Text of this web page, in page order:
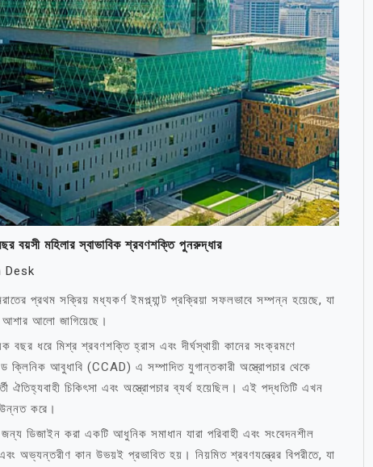
বয়সী মহিলার স্বাভাবিক শ্রবণশক্তি পুনরুদ্ধার
Desk
প্রথম সক্রিয় মধ্যকর্ণ ইমপ্ল্যান্ট প্রক্রিয়া সফলভাবে সম্পন্ন হয়েছে, যা
আলো জাগিয়েছে।
ধরে মিশ্র শ্রবণশক্তি হ্রাস এবং দীর্ঘস্থায়ী কানের সংক্রমণে
আবুধাবি (CCAD) এ সম্পাদিত যুগান্তকারী অস্ত্রোপচার থেকে
ঐতিহ্যবাহী চিকিৎসা এবং অস্ত্রোপচার ব্যর্থ হয়েছিল। এই পদ্ধতিটি এখন
করে।
ডিজাইন করা একটি আধুনিক সমাধান যারা পরিবাহী এবং সংবেদনশীল
অভ্যন্তরীণ কান উভয়ই প্রভাবিত হয়। নিয়মিত শ্রবণযন্ত্রের বিপরীতে, যা